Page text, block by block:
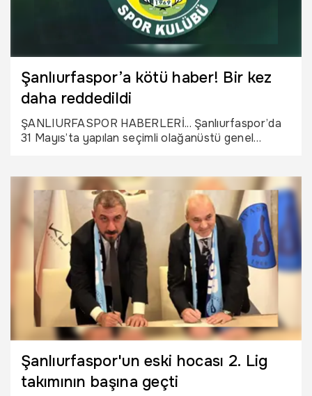
Şanlıurfaspor’a kötü haber! Bir kez
daha reddedildi
ŞANLIURFASPOR HABERLERİ... Şanlıurfaspor’da
31 Mayıs’ta yapılan seçimli olağanüstü genel
talebi mahkeme tarafından bir kez daha reddedildi.
Şanlıurfaspor'un eski hocası 2. Lig
takımının başına geçti